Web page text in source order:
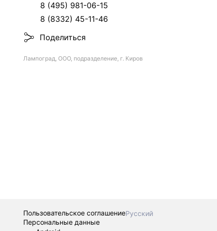
8 (495) 981-06-15
8 (8332) 45-11-46
Поделиться
Лампоград, ООО, подразделение, г. Киров
Пользовательское соглашениеРусский
Персональные данные